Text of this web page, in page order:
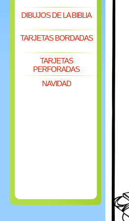
DIBUJOS DE LA BIBLIA
TARJETAS BORDADAS
TARJETAS
PERFORADAS
NAVIDAD